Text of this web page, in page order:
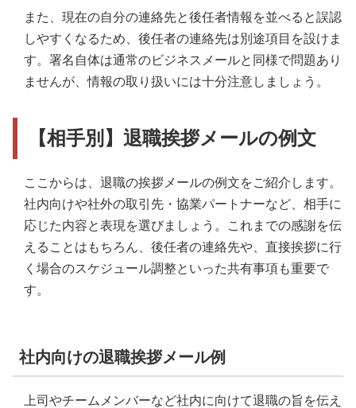
また、現在の自分の連絡先と後任者情報を並べると誤認
しやすくなるため、後任者の連絡先は別途項目を設けま
す。署名自体は通常のビジネスメールと同様で問題あり
ませんが、情報の取り扱いには十分注意しましょう。
【相手別】退職挨拶メールの例文
ここからは、退職の挨拶メールの例文をご紹介します。
社内向けや社外の取引先・協業パートナーなど、相手に
応じた内容と表現を選びましょう。これまでの感謝を伝
えることはもちろん、後任者の連絡先や、直接挨拶に行
く場合のスケジュール調整といった共有事項も重要で
す。
社内向けの退職挨拶メール例
上司やチームメンバーなど社内に向けて退職の旨を伝え